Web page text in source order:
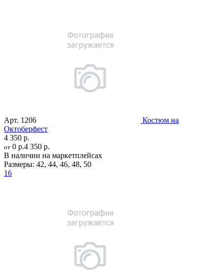
Арт. 1206
Костюм на
Октоберфест
4 350 р.
от 0 р.4 350 р.
В наличии на маркетплейсах
Размеры: 42, 44, 46, 48, 50
16